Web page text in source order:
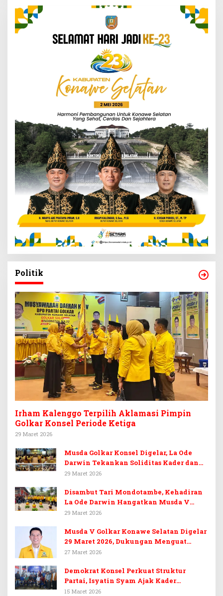
Politik
Irham Kalenggo Terpilih Aklamasi Pimpin
Golkar Konsel Periode Ketiga
29 Maret 2026
Musda Golkar Konsel Digelar, La Ode
Darwin Tekankan Soliditas Kader dan
Target 14 Kursi DPRD Konawe Selatan
29 Maret 2026
Disambut Tari Mondotambe, Kehadiran
La Ode Darwin Hangatkan Musda V
Golkar Konsel
29 Maret 2026
Musda V Golkar Konawe Selatan Digelar
29 Maret 2026, Dukungan Menguat
untuk Irham Kalenggo
27 Maret 2026
Demokrat Konsel Perkuat Struktur
Partai, Isyatin Syam Ajak Kader
Kembalikan Kejayaan
15 Maret 2026